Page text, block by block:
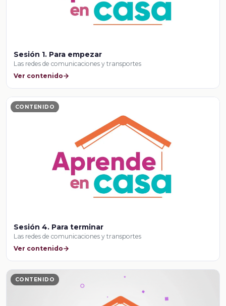
Sesión 1. Para empezar
Las redes de comunicaciones y transportes
Ver contenido
CONTENIDO
Sesión 4. Para terminar
Las redes de comunicaciones y transportes
Ver contenido
CONTENIDO